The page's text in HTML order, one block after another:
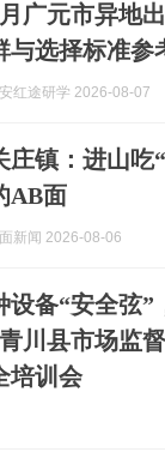
广元市异地
与选择标准参
红途研学 2026-08-07
庄镇：进山吃
AB面
新闻 2026-08-06
设备“安全弦
川县市场监
培训会